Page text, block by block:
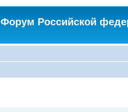
Форум Российской